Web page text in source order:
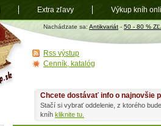
Antikvariát
shop.sk
Nachádzate sa: Antikvariát - 50 - 80 %
Chcete dostávať info o najnovšie
Stačí si vybrať oddelenie, z ktorého
kníh kliknite tu.
Rss výstup
Cenník, katalóg
Extra zľavy Výkup kníh